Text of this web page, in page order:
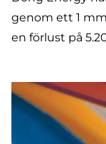
genom ett 1
en förlust på